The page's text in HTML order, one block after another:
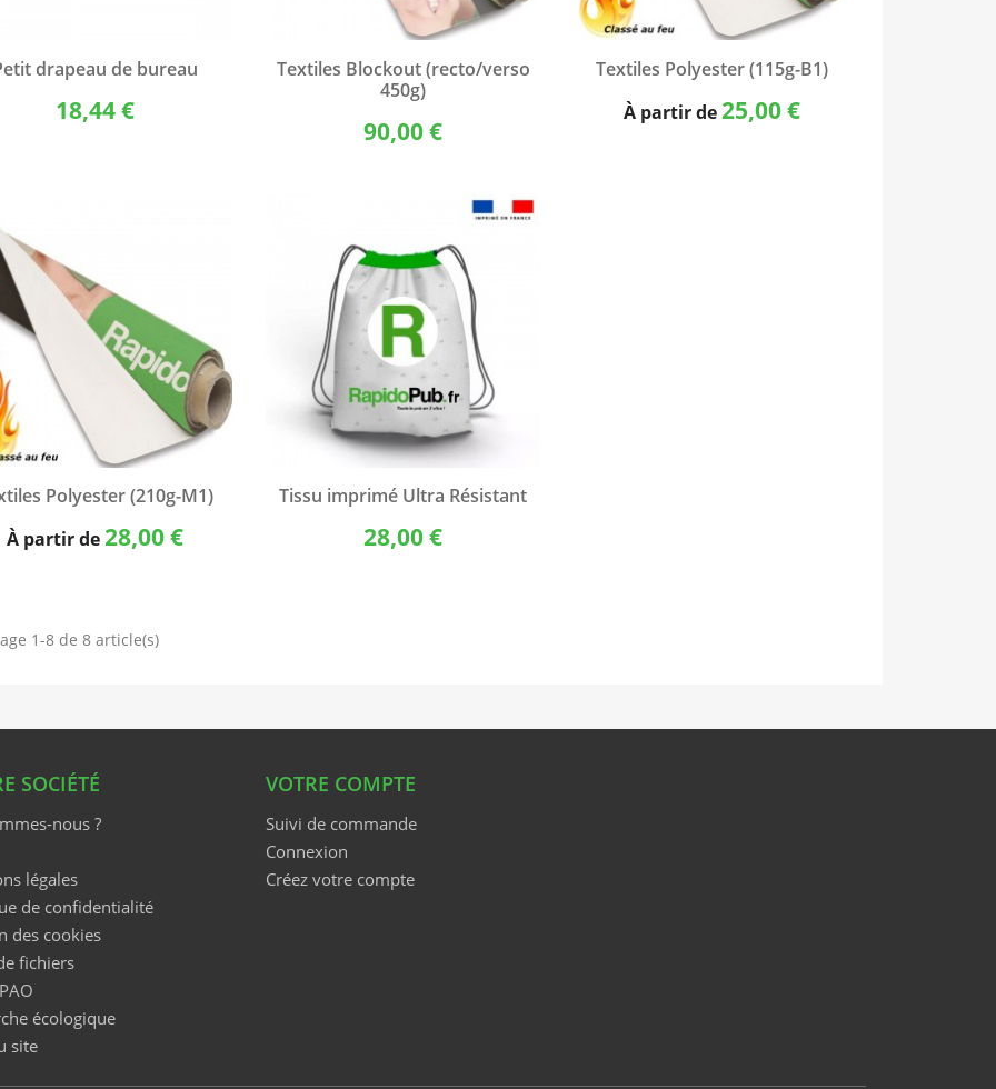
Aperçu rapide
drapeau de bureau
18,44 €
Aperçu rapide
Textiles Blockout (recto/verso
450g)
90,00 €
 Aperçu rapide
Textiles Polyester (115g-B1)
À partir de25,00 €
 Aperçu rapide
Polyester (210g-M1)
À partir de28,00 €
Aperçu rapide
Tissu imprimé Ultra Résistant
28,00 €
1-8 de 8 article(s)
SOCIÉTÉ
nous ?
légales
de confidentialité
des cookies
fichiers
écologique
site
VOTRE COMPTE
Suivi de commande
Connexion
Créez votre compte